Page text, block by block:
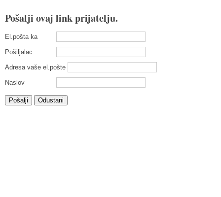
Pošalji ovaj link prijatelju.
El.pošta ka
Pošiljalac
Adresa vaše el.pošte
Naslov
Pošalji Odustani